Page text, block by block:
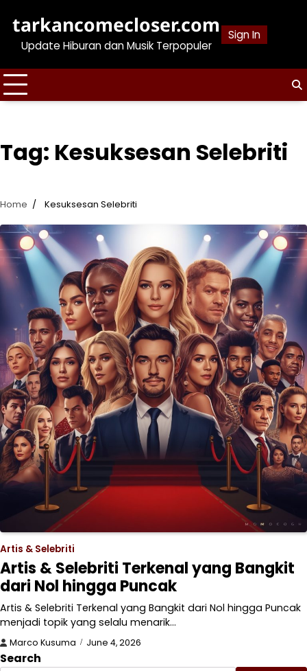
content
tarkancomecloser.com
Update Hiburan dan Musik Terpopuler
Sign In
Tag: Kesuksesan Selebriti
Home Kesuksesan Selebriti
Artis & Selebriti
Artis & Selebriti Terkenal yang Bangkit
dari Nol hingga Puncak
Artis & Selebriti Terkenal yang Bangkit dari Nol hingga Puncak
menjadi topik yang selalu menarik…
Marco Kusuma June 4, 2026
Search